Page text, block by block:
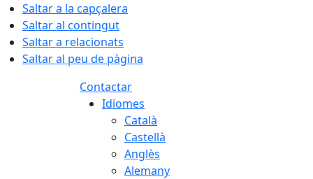
Saltar a la capçalera
Saltar al contingut
Saltar a relacionats
Saltar al peu de pàgina
Contactar
Idiomes
Català
Castellà
Anglès
Alemany